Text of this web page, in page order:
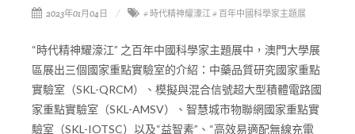
2023年01月04日 # 時代精神耀濠江 # 百年中國科學家主題展
“時代精神耀濠江” 之百年中國科學家主題展中，澳門大學展
區展出三個國家重點實驗室的介紹：中藥品質研究國家重點
實驗室（SKL-QRCM）、模擬與混合信號超大型積體電路國
家重點實驗室（SKL-AMSV）、智慧城市物聯網國家重點實
驗室（SKL-IOTSC）以及“益智素”、“高效易適配無線充電